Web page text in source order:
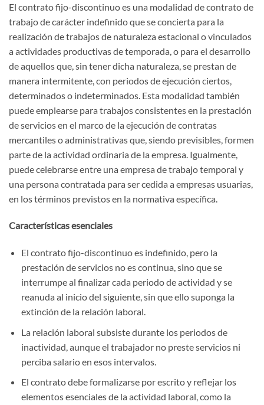
El contrato fijo-discontinuo es una modalidad de contrato de
trabajo de carácter indefinido que se concierta para la
realización de trabajos de naturaleza estacional o vinculados
a actividades productivas de temporada, o para el desarrollo
de aquellos que, sin tener dicha naturaleza, se prestan de
manera intermitente, con periodos de ejecución ciertos,
determinados o indeterminados. Esta modalidad también
puede emplearse para trabajos consistentes en la prestación
de servicios en el marco de la ejecución de contratas
mercantiles o administrativas que, siendo previsibles, formen
parte de la actividad ordinaria de la empresa. Igualmente,
puede celebrarse entre una empresa de trabajo temporal y
una persona contratada para ser cedida a empresas usuarias,
en los términos previstos en la normativa específica.
Características esenciales
El contrato fijo-discontinuo es indefinido, pero la
prestación de servicios no es continua, sino que se
interrumpe al finalizar cada periodo de actividad y se
reanuda al inicio del siguiente, sin que ello suponga la
extinción de la relación laboral.
La relación laboral subsiste durante los periodos de
inactividad, aunque el trabajador no preste servicios ni
perciba salario en esos intervalos.
El contrato debe formalizarse por escrito y reflejar los
elementos esenciales de la actividad laboral, como la